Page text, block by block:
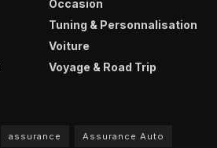
Occasion
Tuning & Personnalisation
Voiture
Voyage & Road Trip
assurance Assurance Auto